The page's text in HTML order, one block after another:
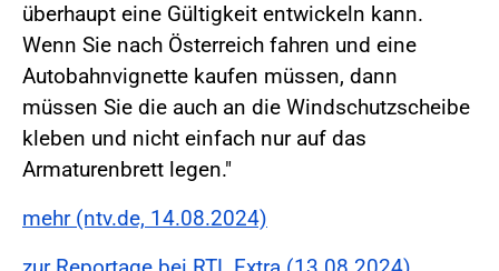
überhaupt eine Gültigkeit entwickeln kann.
Wenn Sie nach Österreich fahren und eine
Autobahnvignette kaufen müssen, dann
müssen Sie die auch an die Windschutzscheibe
kleben und nicht einfach nur auf das
Armaturenbrett legen."
mehr (ntv.de, 14.08.2024)